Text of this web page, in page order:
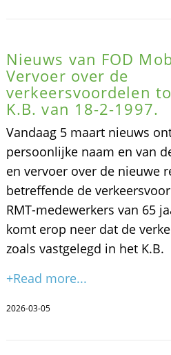
Nieuws van FOD
Vervoer over de
verkeersvoordelen
K.B. van 18-2-1997.
Vandaag 5 maart nieuws
persoonlijke naam en van
en vervoer over de nieuwe
betreffende de
RMT-medewerkers van 65
komt erop neer dat de
zoals vastgelegd in het K.B.
+Read more...
2026-03-05